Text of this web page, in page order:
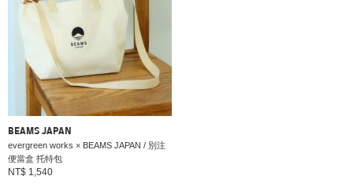
BEAMS JAPAN
evergreen works × BEAMS JAPAN / 別注
便當盒 托特包
NT$ 1,540